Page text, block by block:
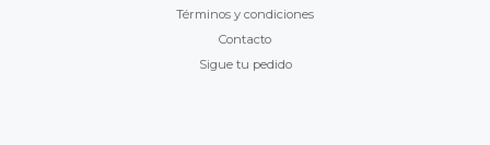
Términos y condiciones
Contacto
Sigue tu pedido